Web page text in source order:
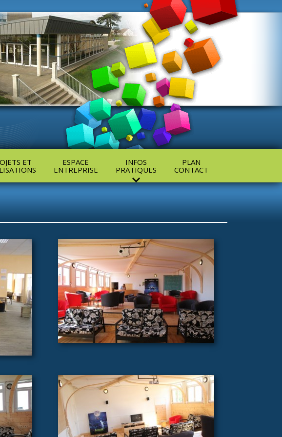
ET
ESPACE
ENTREPRISE
INFOS
PRATIQUES
PLAN
CONTACT